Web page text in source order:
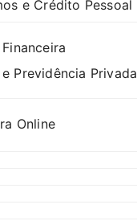
e Crédito Pessoal
Previdência Privada
Online